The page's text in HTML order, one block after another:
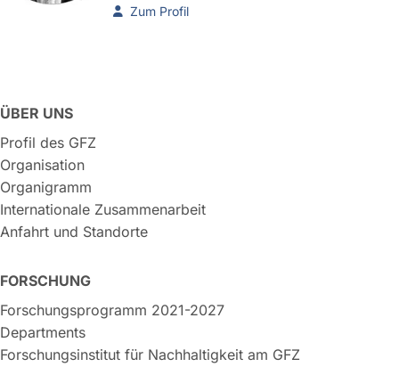
Zum Profil
ÜBER UNS
Profil des GFZ
Organisation
Organigramm
Internationale Zusammenarbeit
Anfahrt und Standorte
FORSCHUNG
Forschungsprogramm 2021-2027
Departments
Forschungsinstitut für Nachhaltigkeit am GFZ